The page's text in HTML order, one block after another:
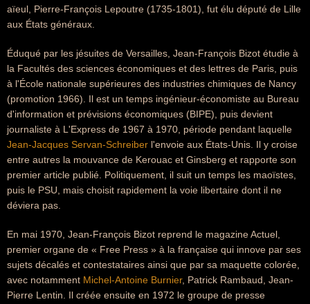
aïeul, Pierre-François Lepoutre (1735-1801), fut élu député de Lille
aux États généraux.
Éduqué par les jésuites de Versailles, Jean-François Bizot étudie à
la Facultés des sciences économiques et des lettres de Paris, puis
à l'École nationale supérieures des industries chimiques de Nancy
(promotion 1966). Il est un temps ingénieur-économiste au Bureau
d'information et prévisions économiques (BIPE), puis devient
journaliste à L'Express de 1967 à 1970, période pendant laquelle
Jean-Jacques Servan-Schreiber l'envoie aux États-Unis. Il y croise
entre autres la mouvance de Kerouac et Ginsberg et rapporte son
premier article publié. Politiquement, il suit un temps les maoïstes,
puis le PSU, mais choisit rapidement la voie libertaire dont il ne
déviera pas.
En mai 1970, Jean-François Bizot reprend le magazine Actuel,
premier organe de « Free Press » à la française qui innove par ses
sujets décalés et contestataires ainsi que par sa maquette colorée,
avec notamment Michel-Antoine Burnier, Patrick Rambaud, Jean-
Pierre Lentin. Il créée ensuite en 1972 le groupe de presse